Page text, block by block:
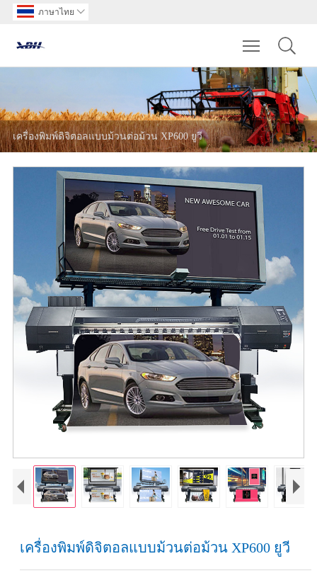
ภาษาไทย 
Toggle
เครื่องพิมพ์ดิจิตอลแบบม้วนต่อม้วน XP600 ยูวี
เครื่องพิมพ์ดิจิตอลแบบม้วนต่อม้วน XP600 ยูวี